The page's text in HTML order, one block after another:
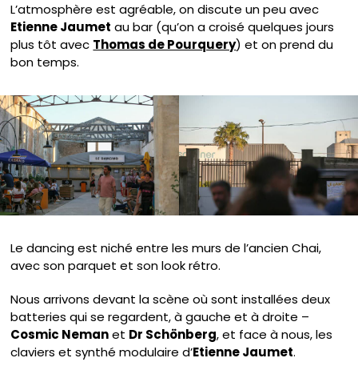
L’atmosphère est agréable, on discute un peu avec
Etienne Jaumet au bar (qu’on a croisé quelques jours
plus tôt avec Thomas de Pourquery) et on prend du
bon temps.
Le dancing est niché entre les murs de l’ancien Chai,
avec son parquet et son look rétro.
Nous arrivons devant la scène où sont installées deux
batteries qui se regardent, à gauche et à droite –
Cosmic Nemanet Dr Schönberg, et face à nous, les
claviers et synthé modulaire d’Etienne Jaumet.